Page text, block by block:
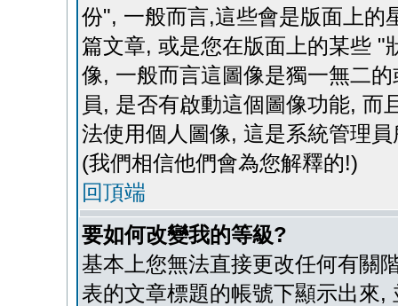
份", 一般而言,這些會是版面上的
篇文章, 或是您在版面上的某些 "
像, 一般而言這圖像是獨一無二
員, 是否有啟動這個圖像功能, 而
法使用個人圖像, 這是系統管理
(我們相信他們會為您解釋的!)
回頂端
要如何改變我的等級?
基本上您無法直接更改任何有關
表的文章標題的帳號下顯示出來